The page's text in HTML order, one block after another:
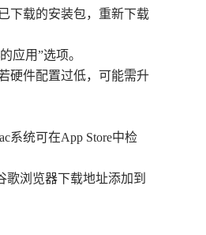
下载的安装包，重新下载
应用”选项。
硬件配置过低，可能需升
系统可在App Store中检
歌浏览器下载地址添加到